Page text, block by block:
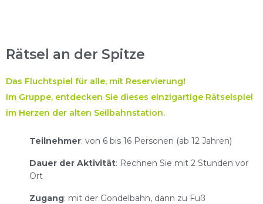
Rätsel an der Spitze
Das Fluchtspiel für alle, mit Reservierung!
Im Gruppe, entdecken Sie dieses einzigartige Rätselspiel
im Herzen der alten Seilbahnstation.
Teilnehmer: von 6 bis 16 Personen (ab 12 Jahren)
Dauer der Aktivität: Rechnen Sie mit 2 Stunden vor
Ort
Zugang: mit der Gondelbahn, dann zu Fuß